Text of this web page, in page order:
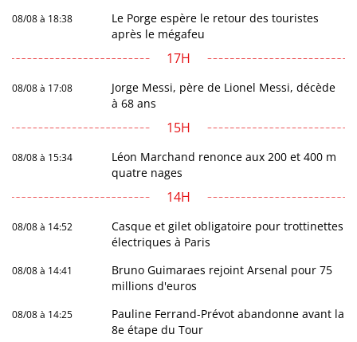
08/08 à 18:38
Le Porge espère le retour des touristes
après le mégafeu
17H
08/08 à 17:08
Jorge Messi, père de Lionel Messi, décède
à 68 ans
15H
08/08 à 15:34
Léon Marchand renonce aux 200 et 400 m
quatre nages
14H
08/08 à 14:52
Casque et gilet obligatoire pour trottinettes
électriques à Paris
08/08 à 14:41
Bruno Guimaraes rejoint Arsenal pour 75
millions d'euros
08/08 à 14:25
Pauline Ferrand-Prévot abandonne avant la
8e étape du Tour